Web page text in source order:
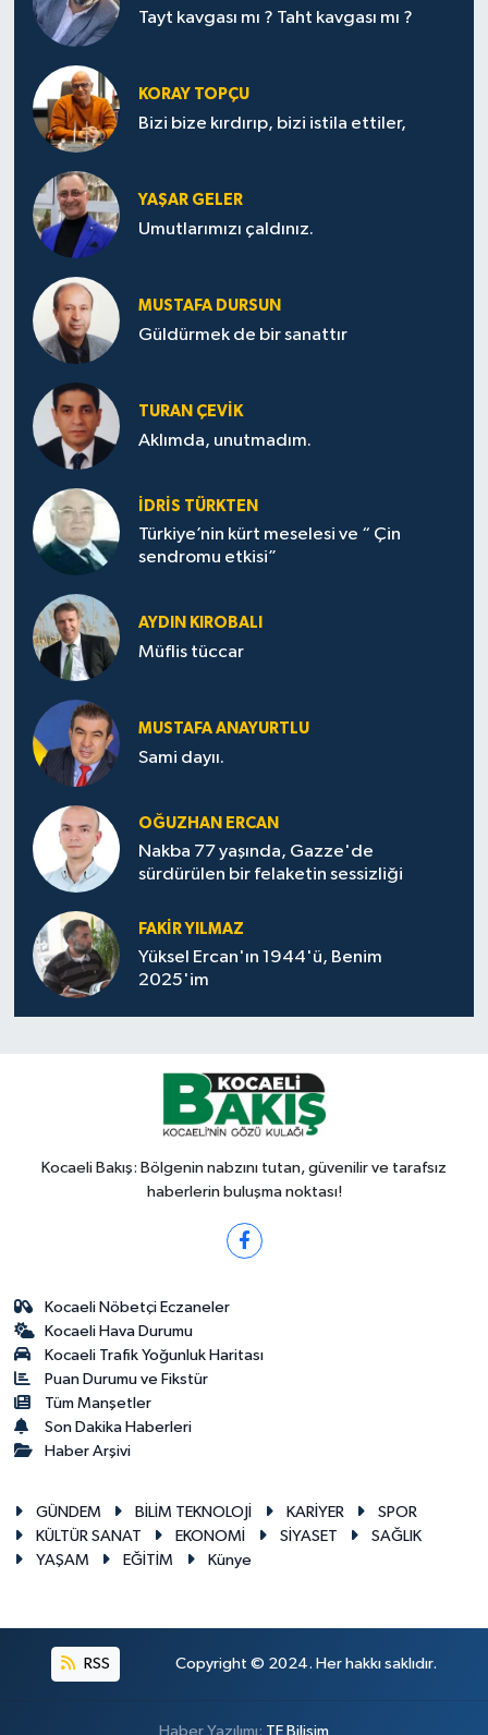
Tayt kavgası mı ? Taht kavgası mı ?
KORAY TOPÇU
Bizi bize kırdırıp, bizi istila ettiler,
YAŞAR GELER
Umutlarımızı çaldınız.
MUSTAFA DURSUN
Güldürmek de bir sanattır
TURAN ÇEVİK
Aklımda, unutmadım.
İDRİS TÜRKTEN
Türkiye’nin kürt meselesi ve “ Çin
sendromu etkisi”
AYDIN KIROBALI
Müflis tüccar
MUSTAFA ANAYURTLU
Sami dayıı.
OĞUZHAN ERCAN
Nakba 77 yaşında, Gazze'de
sürdürülen bir felaketin sessizliği
FAKİR YILMAZ
Yüksel Ercan'ın 1944'ü, Benim
2025'im
Kocaeli Bakış: Bölgenin nabzını tutan, güvenilir ve tarafsız
haberlerin buluşma noktası!
Kocaeli Nöbetçi Eczaneler
Kocaeli Hava Durumu
Kocaeli Trafik Yoğunluk Haritası
Puan Durumu ve Fikstür
Tüm Manşetler
Son Dakika Haberleri
Haber Arşivi
GÜNDEM BİLİM TEKNOLOJİ KARİYER
SPOR
KÜLTÜR SANAT
EKONOMİ SİYASET
SAĞLIK
YAŞAM
EĞİTİM Künye
RSS Copyright © 2024. Her hakkı saklıdır.
Haber Yazılımı: TE Bilişim